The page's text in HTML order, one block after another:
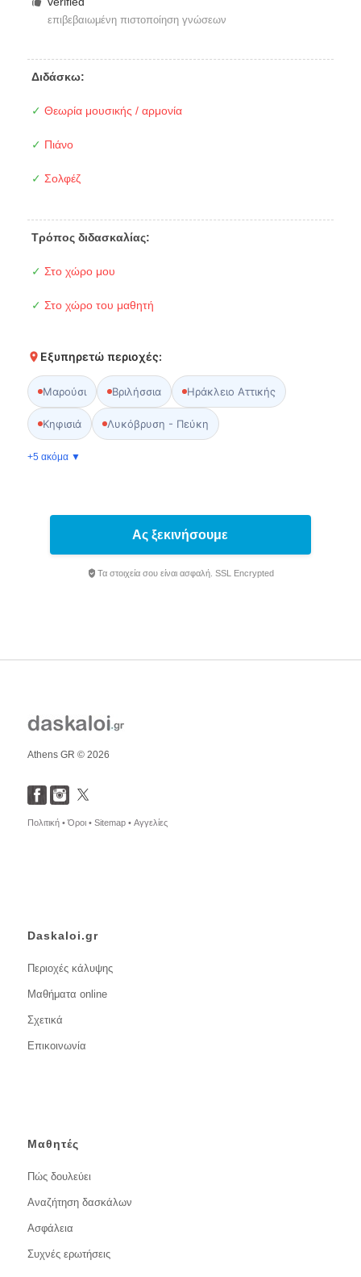
επιβεβαιωμένη πιστοποίηση γνώσεων
Διδάσκω:
✓ Θεωρία μουσικής / αρμονία
✓ Πιάνο
✓ Σολφέζ
Τρόπος διδασκαλίας:
✓ Στο χώρο μου
✓ Στο χώρο του μαθητή
Εξυπηρετώ περιοχές:
Μαρούσι Βριλήσσια Ηράκλειο Αττικής
Κηφισιά Λυκόβρυση - Πεύκη
+5 ακόμα ▼
Ας ξεκινήσουμε
Τα στοιχεία σου είναι ασφαλή. SSL Encrypted
Athens GR © 2026
Πολιτική •Όροι • Sitemap • Αγγελίες
Daskaloi.gr
Περιοχές κάλυψης
Μαθήματα online
Σχετικά
Επικοινωνία
Μαθητές
Πώς δουλεύει
Αναζήτηση δασκάλων
Ασφάλεια
Συχνές ερωτήσεις